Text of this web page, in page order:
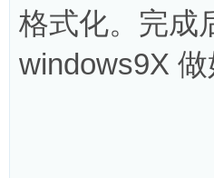
格式化。完成
windows9X